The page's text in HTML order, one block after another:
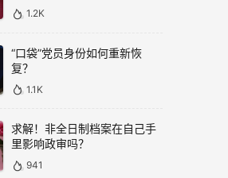
1.2K
“口袋”党员身份如何重新恢
复？
1.1K
求解！非全日制档案在自己手
里影响政审吗？
941